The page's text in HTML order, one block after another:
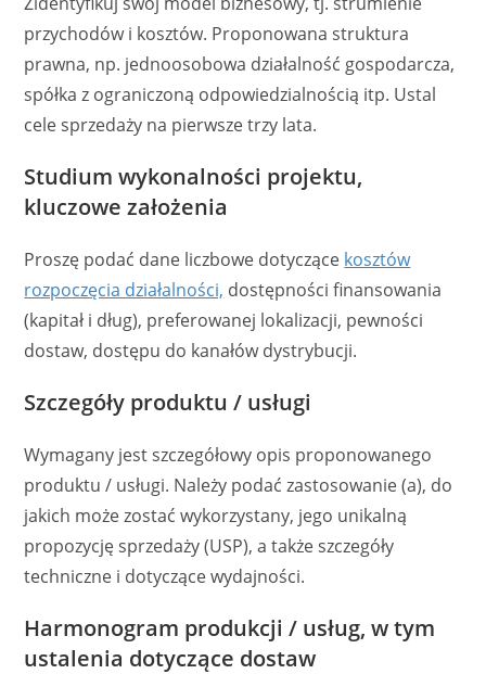
przychodów i kosztów. Proponowana struktura
prawna, np. jednoosobowa działalność gospodarcza,
spółka z ograniczoną odpowiedzialnością itp. Ustal
cele sprzedaży na pierwsze trzy lata.
Studium wykonalności projektu,
kluczowe założenia
Proszę podać dane liczbowe dotyczące kosztów
rozpoczęcia działalności, dostępności finansowania
(kapitał i dług), preferowanej lokalizacji, pewności
dostaw, dostępu do kanałów dystrybucji.
Szczegóły produktu / usługi
Wymagany jest szczegółowy opis proponowanego
produktu / usługi. Należy podać zastosowanie (a), do
jakich może zostać wykorzystany, jego unikalną
propozycję sprzedaży (USP), a także szczegóły
techniczne i dotyczące wydajności.
Harmonogram produkcji / usług, w tym
ustalenia dotyczące dostaw